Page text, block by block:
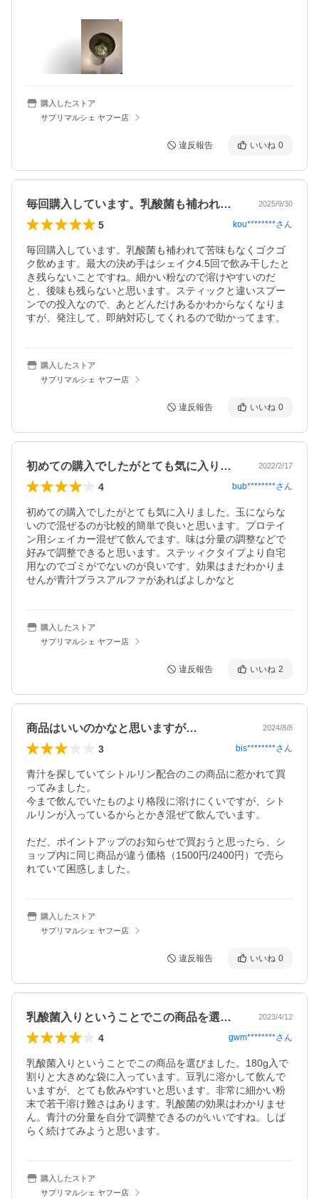
購入したストア
サプリマルシェ ヤフー店
違反報告 いいね 0
毎回購入しています。乳酸菌も補われて苦… 2025/9/30
5 kou********さん
毎回購入しています。乳酸菌も補われて苦味もなくゴクゴ
ク飲めます。最大の決め手はシェイク4.5回で飲み干したと
き残らないことですね。細かい粉なので溶けやすいのだ
と、後味も残らないと思います。スティックと違いスプー
ンでの投入なので、あとどんだけあるかわからなくなりま
すが、発注して、即納対応してくれるので助かってます。
購入したストア
サプリマルシェ ヤフー店
違反報告 いいね 0
初めての購入でしたがとても気に入りまし… 2022/2/17
4 bub********さん
初めての購入でしたがとても気に入りました。玉にならな
いので混ぜるのが比較的簡単で良いと思います。プロテイ
ン用シェイカー混ぜて飲んでます。味は分量の調整などで
好みで調整できると思います。ステッィクタイプより自宅
用なのでゴミがでないのが良いです。効果はまだわかりま
せんが青汁プラスアルファがあればよしかなと
購入したストア
サプリマルシェ ヤフー店
違反報告 いいね 2
商品はいいのかなと思いますが… 2024/8/8
3 bis********さん
青汁を探していてシトルリン配合のこの商品に惹かれて買
ってみました。
今まで飲んでいたものより格段に溶けにくいですが、シト
ルリンが入っているからとかき混ぜて飲んでいます。
ただ、ポイントアップのお知らせで買おうと思ったら、シ
ョップ内に同じ商品が違う価格（1500円/2400円）で売ら
れていて困惑しました。
購入したストア
サプリマルシェ ヤフー店
違反報告 いいね 0
乳酸菌入りということでこの商品を選び・・ 2023/4/12
4 gwm********さん
乳酸菌入りということでこの商品を選びました。180g入で
割りと大きめな袋に入っています。豆乳に溶かして飲んで
いますが、とても飲みやすいと思います。非常に細かい粉
末で若干溶け難さはあります。乳酸菌の効果はわかりませ
ん。青汁の分量を自分で調整できるのがいいですね。しば
らく続けてみようと思います。
購入したストア
サプリマルシェ ヤフー店